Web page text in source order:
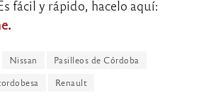
fácil y rápido, hacelo aquí:
.
Nissan
Pasilleos de Córdoba
Renault